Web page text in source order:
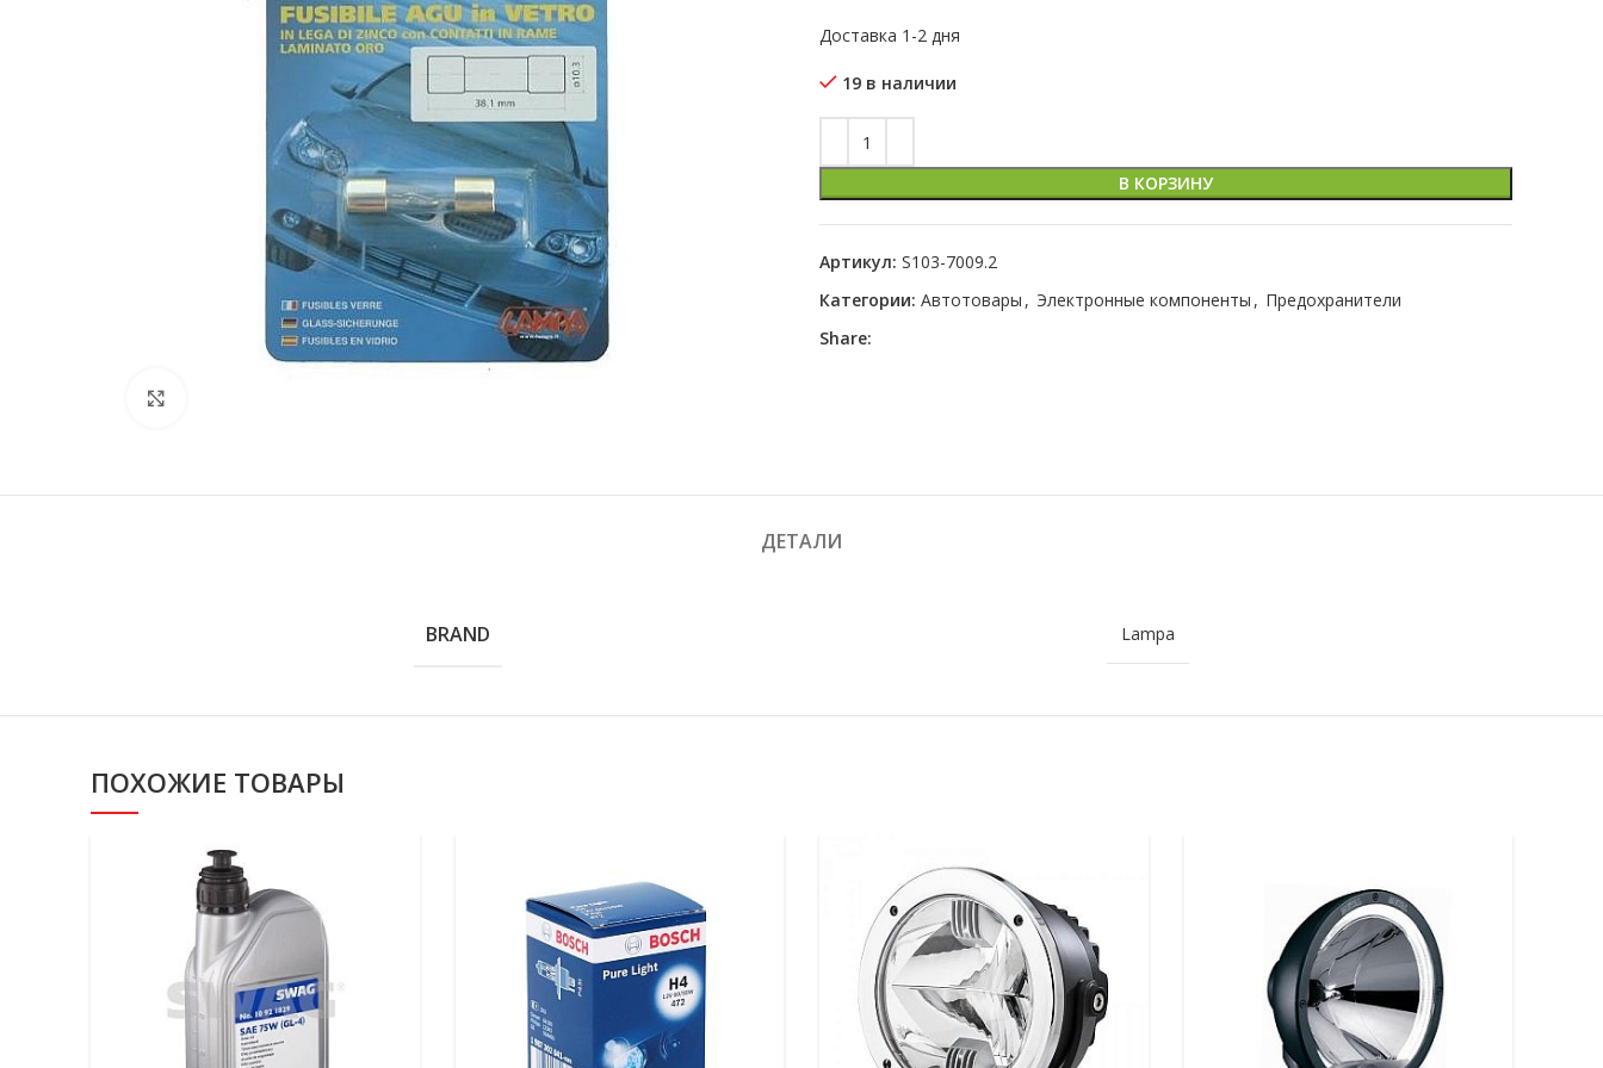
Доставка 1-2 дня
19 в наличии
В КОРЗИНУ
Артикул: S103-7009.2
Категории: Автотовары , Электронные компоненты , Предохранители
Share:
ДЕТАЛИ
BRAND Lampa
ПОХОЖИЕ ТОВАРЫ